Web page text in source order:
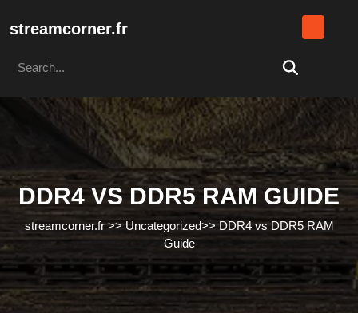
streamcorner.fr
for:
DDR4 VS DDR5 RAM GUIDE
streamcorner.fr>>Uncategorized>> DDR4 vs DDR5 RAM
Guide